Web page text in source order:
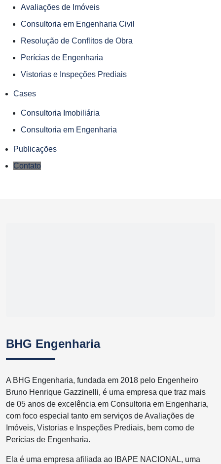
Avaliações de Imóveis
Consultoria em Engenharia Civil
Resolução de Conflitos de Obra
Perícias de Engenharia
Vistorias e Inspeções Prediais
Cases
Consultoria Imobiliária
Consultoria em Engenharia
Publicações
Contato
BHG Engenharia
A BHG Engenharia, fundada em 2018 pelo Engenheiro
Bruno Henrique Gazzinelli, é uma empresa que traz mais
de 05 anos de excelência em Consultoria em Engenharia,
com foco especial tanto em serviços de Avaliações de
Imóveis, Vistorias e Inspeções Prediais, bem como de
Perícias de Engenharia.
Ela é uma empresa afiliada ao IBAPE NACIONAL, uma